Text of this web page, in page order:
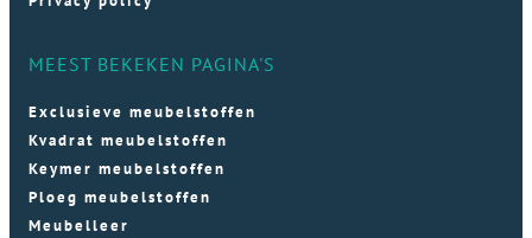
MEEST BEKEKEN PAGINA'S
Exclusieve meubelstoffen
Kvadrat meubelstoffen
Keymer meubelstoffen
Ploeg meubelstoffen
Meubelleer